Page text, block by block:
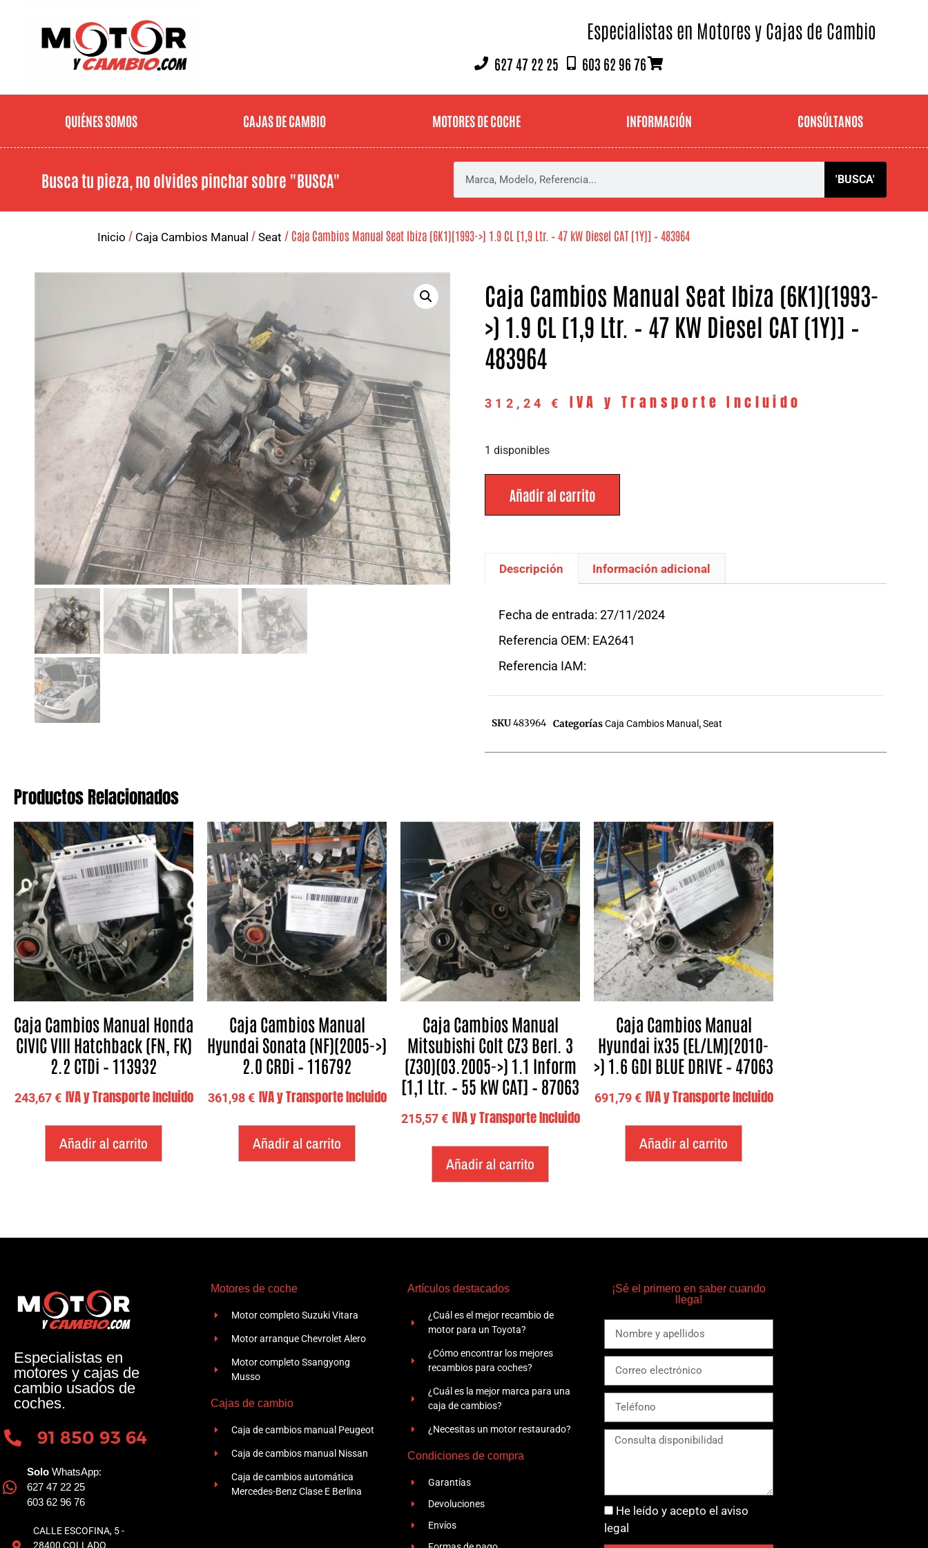
Especialistas en Motores y Cajas de Cambio
627 47 22 25 603 62 96 76
QUIÉNES SOMOS CAJAS DE CAMBIO MOTORES DE COCHE INFORMACIÓN CONSÚLTANOS
Busca tu pieza, no olvides pinchar sobre "BUSCA" 'BUSCA'
Inicio / Caja Cambios Manual / Seat / Caja Cambios Manual Seat Ibiza (6K1)(1993->) 1.9 CL [1,9 Ltr. – 47 kW Diesel CAT (1Y)] – 483964
Caja Cambios Manual Seat Ibiza (6K1)(1993-
>) 1.9 CL [1,9 Ltr. – 47 KW Diesel CAT (1Y)] –
483964
312,24 € IVA y Transporte Incluido
1 disponibles
Añadir al carrito
Descripción Información adicional
Fecha de entrada: 27/11/2024
Referencia OEM: EA2641
Referencia IAM:
SKU483964 CategoríasCaja Cambios Manual ,Seat
Productos Relacionados
Caja Cambios Manual Honda
CIVIC VIII Hatchback (FN, FK)
2.2 CTDi – 113932
243,67€ IVA y Transporte Incluido
Añadir al carrito
Caja Cambios Manual
Hyundai Sonata (NF)(2005->)
2.0 CRDi – 116792
361,98€ IVA y Transporte Incluido
Añadir al carrito
Caja Cambios Manual
Mitsubishi Colt CZ3 Berl. 3
(Z30)(03.2005->) 1.1 Inform
[1,1 Ltr. – 55 kW CAT] – 87063
215,57€ IVA y Transporte Incluido
Añadir al carrito
Caja Cambios Manual
Hyundai ix35 (EL/LM)(2010-
>) 1.6 GDI BLUE DRIVE – 47063
691,79€ IVA y Transporte Incluido
Añadir al carrito
Especialistas en
motores y cajas de
cambio usados de
coches.
91 850 93 64
Solo WhatsApp:
627 47 22 25
603 62 96 76
CALLE ESCOFINA, 5 -
28400 COLLADO
Motores de coche
Motor completo Suzuki Vitara
Motor arranque Chevrolet Alero
Motor completo Ssangyong
Musso
Cajas de cambio
Caja de cambios manual Peugeot
Caja de cambios manual Nissan
Caja de cambios automática
Mercedes-Benz Clase E Berlina
Artículos destacados
¿Cuál es el mejor recambio de
motor para un Toyota?
¿Cómo encontrar los mejores
recambios para coches?
¿Cuál es la mejor marca para una
caja de cambios?
¿Necesitas un motor restaurado?
Condiciones de compra
Garantías
Devoluciones
Envíos
¡Sé el primero en saber cuando
llega!
He leído y acepto el aviso
legal